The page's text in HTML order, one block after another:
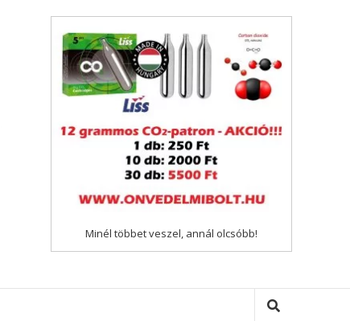
Minél többet veszel, annál olcsóbb!